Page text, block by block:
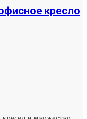
кресло